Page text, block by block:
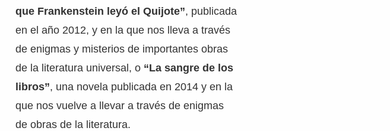
que Frankenstein leyó el Quijote”, publicada
en el año 2012, y en la que nos lleva a través
de enigmas y misterios de importantes obras
de la literatura universal, o “La sangre de los
libros”, una novela publicada en 2014 y en la
que nos vuelve a llevar a través de enigmas
de obras de la literatura.